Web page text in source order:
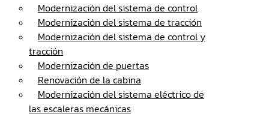
Modernización del sistema de control
Modernización del sistema de tracción
Modernización del sistema de control y
tracción
Modernización de puertas
Renovación de la cabina
Modernización del sistema eléctrico de
las escaleras mecánicas